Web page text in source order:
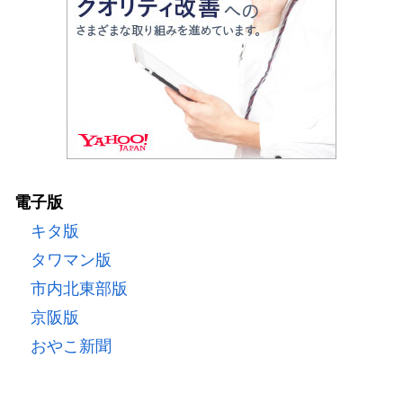
電子版
キタ版
タワマン版
市内北東部版
京阪版
おやこ新聞